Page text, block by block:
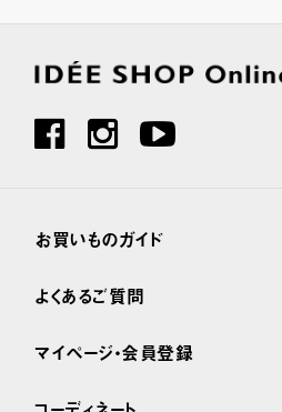
お買いものガイド
よくあるご質問
マイページ・会員登録